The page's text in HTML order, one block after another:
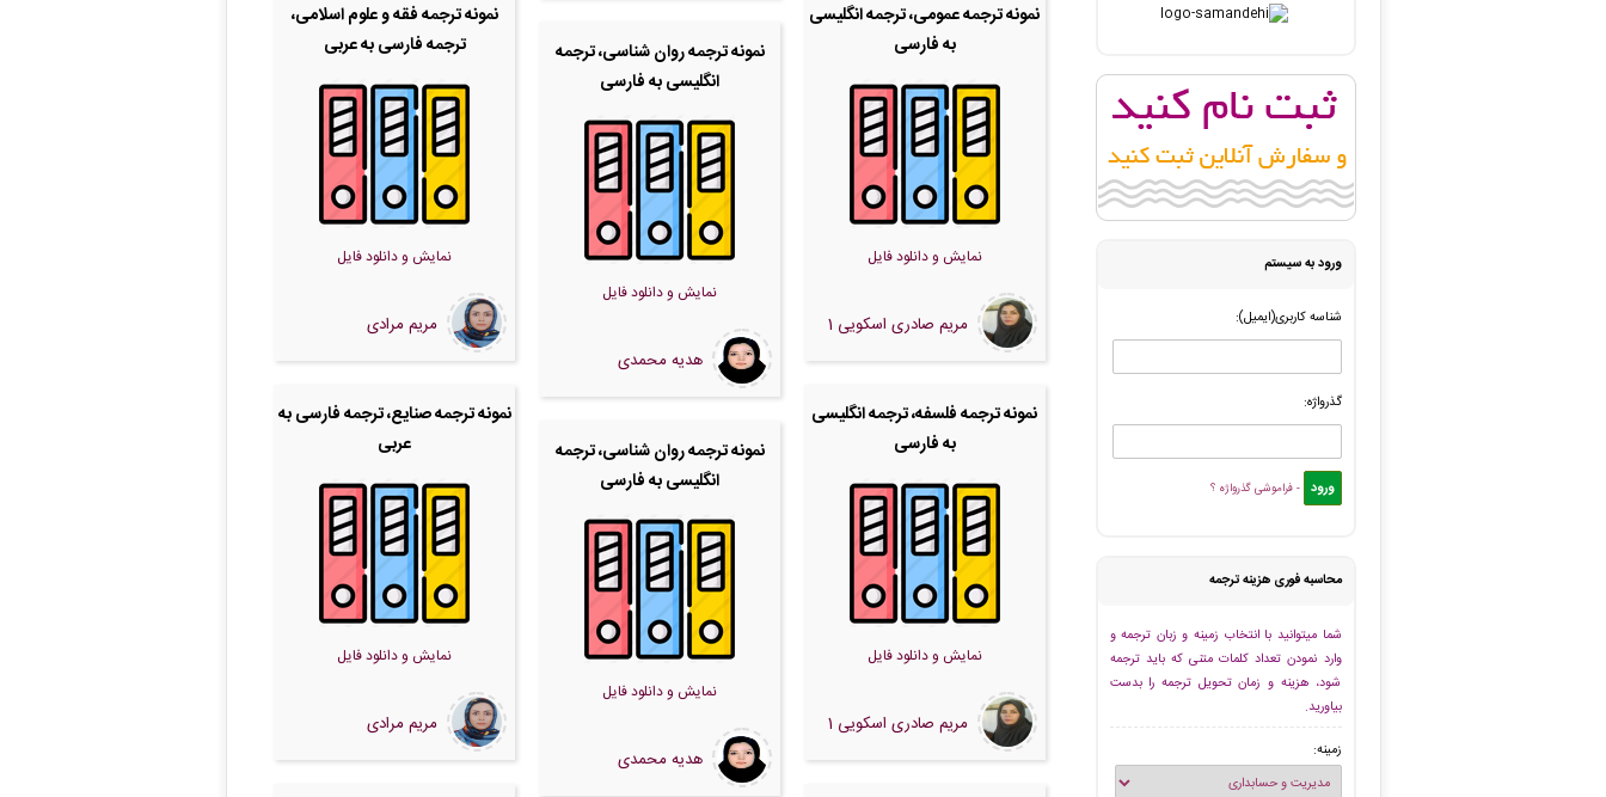
ورود به سیستم
شناسه کاربری(ایمیل):
گذرواژه:
- فراموشی گذرواژه ؟
محاسبه فوری هزینه ترجمه
شما میتوانید با انتخاب زمینه و زبان ترجمه و
وارد نمودن تعداد کلمات متنی که باید ترجمه
شود، هزینه و زمان تحویل ترجمه را بدست
بیاورید.
زمینه:
نمونه ترجمه عمومی، ترجمه انگلیسی
به فارسی
نمایش و دانلود فایل
مریم صادری اسکویی 1
نمونه ترجمه فلسفه، ترجمه انگلیسی
به فارسی
نمایش و دانلود فایل
مریم صادری اسکویی 1
نمونه ترجمه روان شناسی، ترجمه
انگلیسی به فارسی
نمایش و دانلود فایل
هدیه محمدی
نمونه ترجمه روان شناسی، ترجمه
انگلیسی به فارسی
نمایش و دانلود فایل
هدیه محمدی
نمونه ترجمه فقه و علوم اسلامی،
ترجمه فارسی به عربی
نمایش و دانلود فایل
مریم مرادی
نمونه ترجمه صنایع، ترجمه فارسی به
عربی
نمایش و دانلود فایل
مریم مرادی